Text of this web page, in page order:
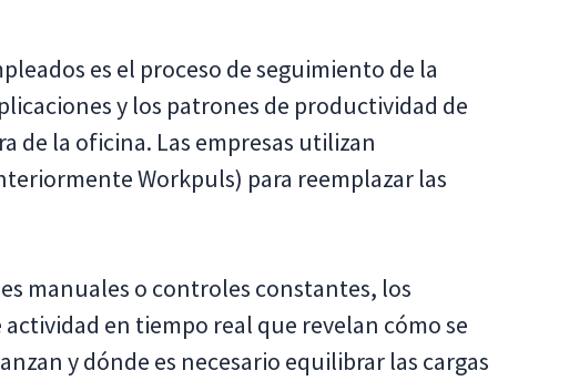
es el proceso de seguimiento de la
y los patrones de productividad de
de la oficina. Las empresas utilizan
Workpuls) para reemplazar las
manuales o controles constantes, los
en tiempo real que revelan cómo se
y dónde es necesario equilibrar las cargas